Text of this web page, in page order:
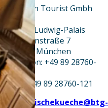
Bayern Tourist Gmbh
(BTG)
Prinz-Ludwig-Palais
Türkenstraße 7
80333 München
Telefon: +49 89 28760-
117
Fax: +49 89 28760-121
bayerischekueche@btg-